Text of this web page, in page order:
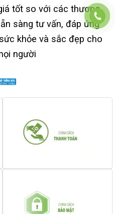
tốt so với các thương
sàng tư vấn, đáp ứng
khỏe và sắc đẹp cho
người